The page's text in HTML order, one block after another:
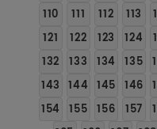
110
111 112 113
121
122 123 124
132
133 134 135
143 144 145 146
154
155 156 157